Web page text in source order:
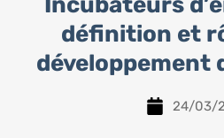
définition et
développement
24/03/